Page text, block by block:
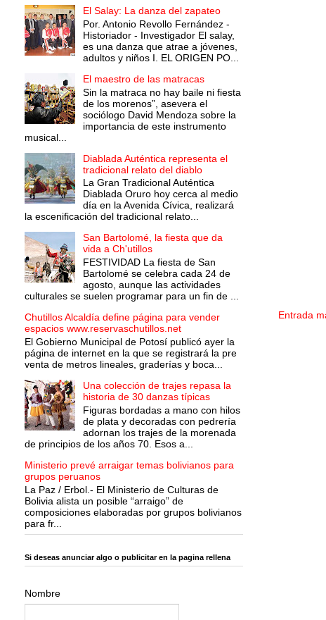
Entrada
El Salay: La danza del zapateo
Por. Antonio Revollo Fernández -
Historiador - Investigador El salay,
es una danza que atrae a jóvenes,
adultos y niños I. EL ORIGEN PO...
El maestro de las matracas
Sin la matraca no hay baile ni fiesta
de los morenos”, asevera el
sociólogo David Mendoza sobre la
importancia de este instrumento
musical...
Diablada Auténtica representa el
tradicional relato del diablo
La Gran Tradicional Auténtica
Diablada Oruro hoy cerca al medio
día en la Avenida Cívica, realizará
la escenificación del tradicional relato...
San Bartolomé, la fiesta que da
vida a Ch'utillos
FESTIVIDAD La fiesta de San
Bartolomé se celebra cada 24 de
agosto, aunque las actividades
culturales se suelen programar para un fin de ...
Chutillos Alcaldía define página para vender
espacios www.reservaschutillos.net
El Gobierno Municipal de Potosí publicó ayer la
página de internet en la que se registrará la pre
venta de metros lineales, graderías y boca...
Una colección de trajes repasa la
historia de 30 danzas típicas
Figuras bordadas a mano con hilos
de plata y decoradas con pedrería
adornan los trajes de la morenada
de principios de los años 70. Esos a...
Ministerio prevé arraigar temas bolivianos para
grupos peruanos
La Paz / Erbol.- El Ministerio de Culturas de
Bolivia alista un posible “arraigo” de
composiciones elaboradas por grupos bolivianos
para fr...
Si deseas anunciar algo o publicitar en la pagina rellena
Nombre